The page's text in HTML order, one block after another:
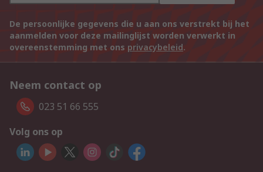
De persoonlijke gegevens die u aan ons verstrekt bij het
aanmelden voor deze mailinglijst worden verwerkt in
overeenstemming met ons privacybeleid.
Neem contact op
023 51 66 555
Volg ons op